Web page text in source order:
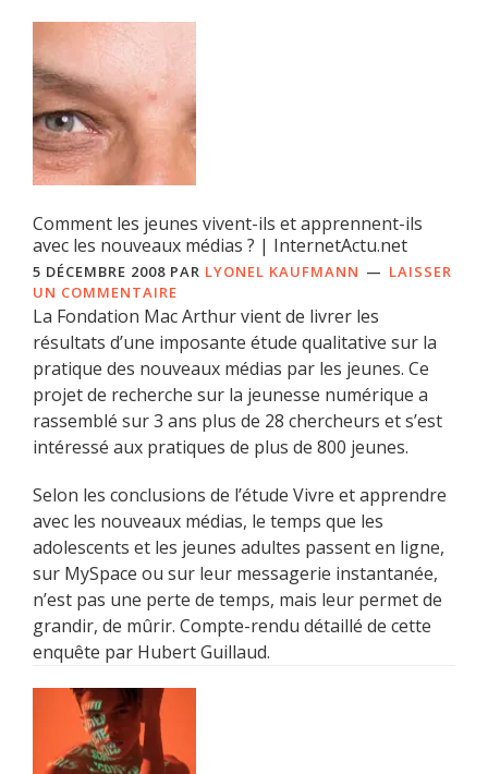
Comment les jeunes vivent-ils et apprennent-ils
avec les nouveaux médias ? | InternetActu.net
5 DÉCEMBRE 2008 PAR LYONEL KAUFMANN
LAISSER
UN COMMENTAIRE
La Fondation Mac Arthur vient de livrer les
résultats d’une imposante étude qualitative sur la
pratique des nouveaux médias par les jeunes. Ce
projet de recherche sur la jeunesse numérique a
rassemblé sur 3 ans plus de 28 chercheurs et s’est
intéressé aux pratiques de plus de 800 jeunes.
Selon les conclusions de l’étude Vivre et apprendre
avec les nouveaux médias, le temps que les
adolescents et les jeunes adultes passent en ligne,
sur MySpace ou sur leur messagerie instantanée,
n’est pas une perte de temps, mais leur permet de
grandir, de mûrir. Compte-rendu détaillé de cette
enquête par Hubert Guillaud.